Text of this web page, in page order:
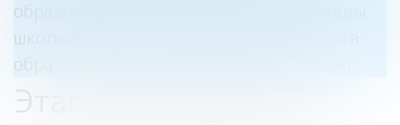
образования стран-участниц Олимпиады
школьники 8-10 классов, обучающиеся в
образовательных организациях России.
Этапы Олимпиады